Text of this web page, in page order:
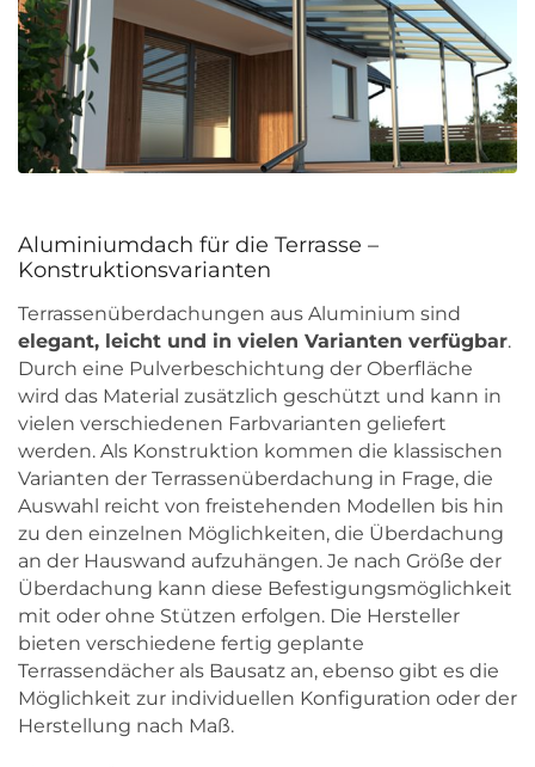
Aluminiumdach für die Terrasse –
Konstruktionsvarianten
Terrassenüberdachungen aus Aluminium sind
elegant, leicht und in vielen Varianten verfügbar.
Durch eine Pulverbeschichtung der Oberfläche
wird das Material zusätzlich geschützt und kann in
vielen verschiedenen Farbvarianten geliefert
werden. Als Konstruktion kommen die klassischen
Varianten der Terrassenüberdachung in Frage, die
Auswahl reicht von freistehenden Modellen bis hin
zu den einzelnen Möglichkeiten, die Überdachung
an der Hauswand aufzuhängen. Je nach Größe der
Überdachung kann diese Befestigungsmöglichkeit
mit oder ohne Stützen erfolgen. Die Hersteller
bieten verschiedene fertig geplante
Terrassendächer als Bausatz an, ebenso gibt es die
Möglichkeit zur individuellen Konfiguration oder der
Herstellung nach Maß.